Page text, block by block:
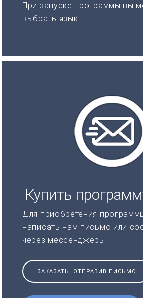
При запуске программы вы
выбрать язык.
Купить
Для приобретения
написать нам письмо или
через мессенджеры
ЗАКАЗАТЬ, ОТПРАВИВ ПИСЬМО